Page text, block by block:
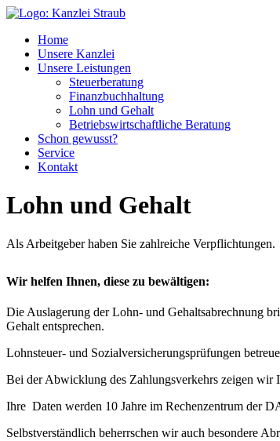
Home
Unsere Kanzlei
Unsere Leistungen
Steuerberatung
Finanzbuchhaltung
Lohn und Gehalt
Betriebswirtschaftliche Beratung
Schon gewusst?
Service
Kontakt
Lohn und Gehalt
Als Arbeitgeber haben Sie zahlreiche Verpflichtungen.
Wir helfen Ihnen, diese zu bewältigen:
Die Auslagerung der Lohn- und Gehaltsabrechnung
Gehalt entsprechen.
Lohnsteuer- und Sozialversicherungsprüfungen
Bei der Abwicklung des Zahlungsverkehrs zeigen wir
Ihre Daten werden 10 Jahre im Rechenzentrum der
Selbstverständlich beherrschen wir auch besondere